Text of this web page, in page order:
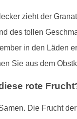
zieht der
des tollen
in den Läden
Sie aus dem
rote
Die Frucht